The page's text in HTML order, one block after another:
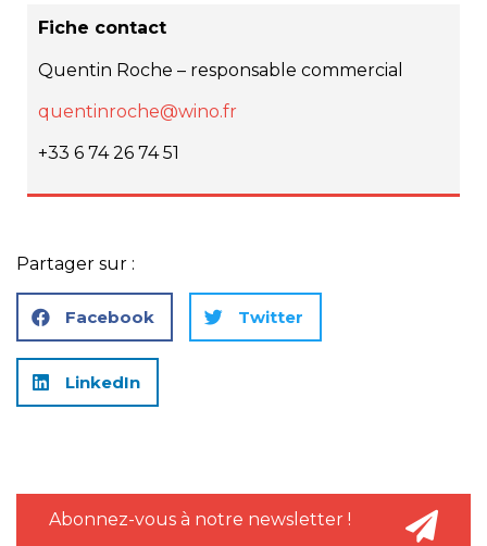
Fiche contact
Quentin Roche – responsable commercial
quentinroche@wino.fr
+33 6 74 26 74 51
Partager sur :
Facebook Twitter
LinkedIn
Abonnez-vous à notre newsletter !